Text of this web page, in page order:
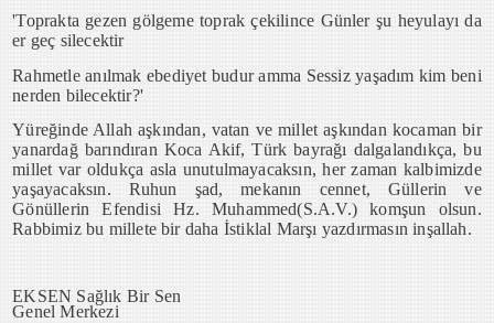
'Toprakta gezen gölgeme toprak çekilince Günler şu heyulayı da
er geç silecektir
Rahmetle anılmak ebediyet budur amma Sessiz yaşadım kim beni
nerden bilecektir?'
Yüreğinde Allah aşkından, vatan ve millet aşkından kocaman bir
yanardağ barındıran Koca Akif, Türk bayrağı dalgalandıkça, bu
millet var oldukça asla unutulmayacaksın, her zaman kalbimizde
yaşayacaksın. Ruhun şad, mekanın cennet, Güllerin ve
Gönüllerin Efendisi Hz. Muhammed(S.A.V.) komşun olsun.
Rabbimiz bu millete bir daha İstiklal Marşı yazdırmasın inşallah.
EKSEN Sağlık Bir Sen
Genel Merkezi